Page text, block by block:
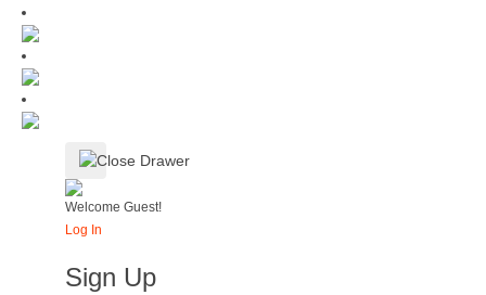
Welcome Guest!
Log In
Sign Up